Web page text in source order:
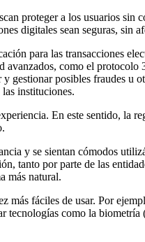
proteger a los usuarios
digitales sean seguras, sin
para las transacciones
como el
posibles fraudes u
instituciones.
En este sentido, la
y se sientan cómodos
por parte de las
más natural.
más fáciles de usar. Por
como la